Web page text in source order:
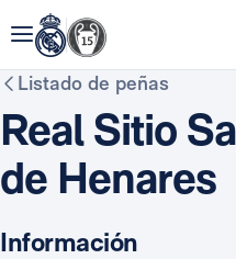
Listado de peñas
Real Sitio
de Henares
Información